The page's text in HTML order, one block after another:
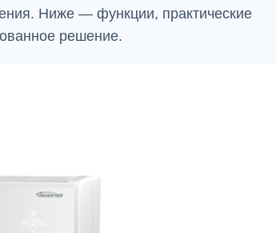
Ниже — функции, практические
решение.